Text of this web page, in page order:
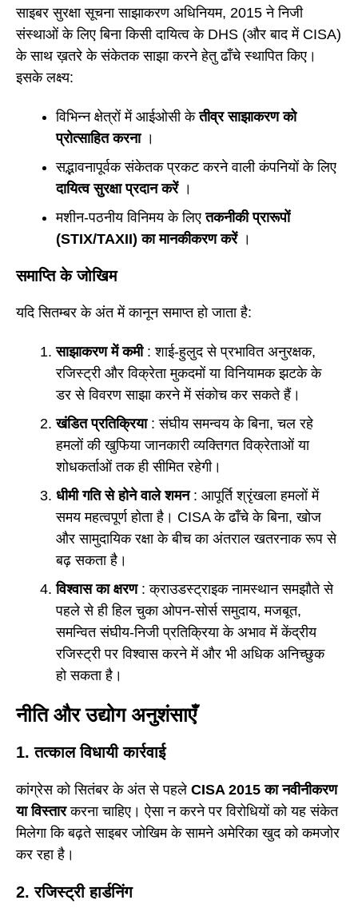
साइबर सुरक्षा सूचना साझाकरण अधिनियम, 2015 ने निजी
संस्थाओं के लिए बिना किसी दायित्व के DHS (और बाद में CISA)
के साथ ख़तरे के संकेतक साझा करने हेतु ढाँचे स्थापित किए।
इसके लक्ष्य:
विभिन्न क्षेत्रों में आईओसी केतीव्र साझाकरण को
प्रोत्साहित करना।
सद्भावनापूर्वक संकेतक प्रकट करने वाली कंपनियों के लिए
दायित्व सुरक्षा प्रदान करें।
मशीन-पठनीय विनिमय के लिएतकनीकी प्रारूपों
(STIX/TAXII) का मानकीकरण करें।
समाप्ति के जोखिम
यदि सितम्बर के अंत में कानून समाप्त हो जाता है:
साझाकरण में कमी: शाई-हुलुद से प्रभावित अनुरक्षक,
रजिस्ट्री और विक्रेता मुकदमों या विनियामक झटके के
डर से विवरण साझा करने में संकोच कर सकते हैं।
खंडित प्रतिक्रिया: संघीय समन्वय के बिना, चल रहे
हमलों की खुफिया जानकारी व्यक्तिगत विक्रेताओं या
शोधकर्ताओं तक ही सीमित रहेगी।
धीमी गति से होने वाले शमन: आपूर्ति श्रृंखला हमलों में
समय महत्वपूर्ण होता है। CISA के ढाँचे के बिना, खोज
और सामुदायिक रक्षा के बीच का अंतराल खतरनाक रूप से
बढ़ सकता है।
विश्वास का क्षरण: क्राउडस्ट्राइक नामस्थान समझौते से
पहले से ही हिल चुका ओपन-सोर्स समुदाय, मजबूत,
समन्वित संघीय-निजी प्रतिक्रिया के अभाव में केंद्रीय
रजिस्ट्री पर विश्वास करने में और भी अधिक अनिच्छुक
हो सकता है।
नीति और उद्योग अनुशंसाएँ
1. तत्काल विधायी कार्रवाई
कांग्रेस को सितंबर के अंत से पहले CISA 2015 का नवीनीकरण
या विस्तारकरना चाहिए। ऐसा न करने पर विरोधियों को यह संकेत
मिलेगा कि बढ़ते साइबर जोखिम के सामने अमेरिका खुद को कमजोर
कर रहा है।
2. रजिस्ट्री हार्डनिंग